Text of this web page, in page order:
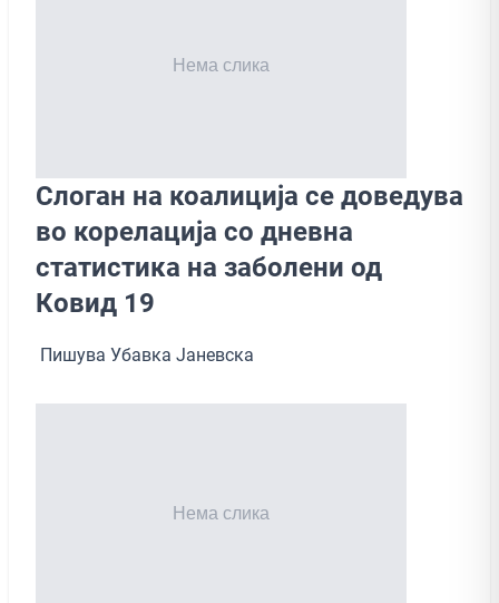
Слоган на коалиција се доведува
во корелација со дневна
статистика на заболени од
Ковид 19
Пишува Убавка Јаневска